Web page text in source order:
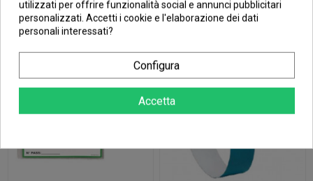
utilizzati per offrire funzionalità social e annunci pubblicitari
personalizzati. Accetti i cookie e l'elaborazione dei dati
personali interessati?
Configura
Accetta